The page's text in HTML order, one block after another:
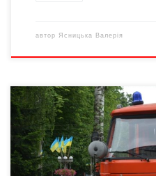
автор Ясницька Валерія
У місті Сторожинець за участі
Cторожинецької ОТГ,
області та гостей із Польщі,
відбулося урочисте вручення